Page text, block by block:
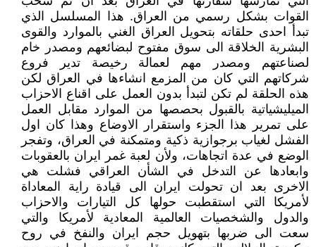
القوات بشكل رسمي من العراق. هذا المسلسل الذي
تبدأ احدى حلقاته بتحويل العراق الغني بالموارد والقوى
البشرية الخلاقة الى سوق مفتوح لبضائعهم ومصدر خام
لصناعتهم ومصدر مهم لعمالة رخيصة تدير فروع
شركاتهم التي كان من المزمع انشاءها في العراق لكن
هذه الحلقة لم تكن لتبدأ بدون العمل على اقناع الاحزاب
الميليشياتية بالقبول بحصصها من الموارد مقابل العمل
على تمرير هذا الجزء واستقرار الاوضاع وهذا كان اول
الفشل لغياب برجوازية ذكية ومتمكنة في العراق، وتفجر
الوضع في عدة اتجاهات، ولأن لعبة غمر ايران بالعقوبات
وابعادها عن التدخل في الشأن العراقي فشلت هي
الاخرى بعد ان تحولت ايران الى قيادة راية المعاداة
لأمريكا التي استقطبت حولها كل التيارات والاحزاب
والدول والشخصيات العالمية المعادية لأمريكا والتي
سعت الى ضربها بتهويل حجم ايران والنفخ في روح